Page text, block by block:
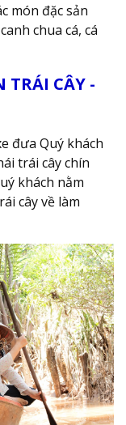
món đặc sản
chua cá, cá
TRÁI CÂY -
đưa Quý khách
trái cây chín
khách nằm
cây về làm